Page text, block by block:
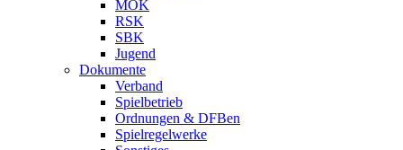
MÖK
RSK
SBK
Jugend
Dokumente
Verband
Spielbetrieb
Ordnungen & DFBen
Spielregelwerke